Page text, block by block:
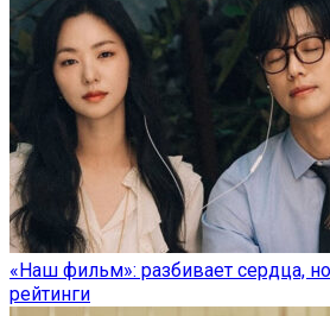
«Наш фильм»: разбивает сердца,
рейтинги